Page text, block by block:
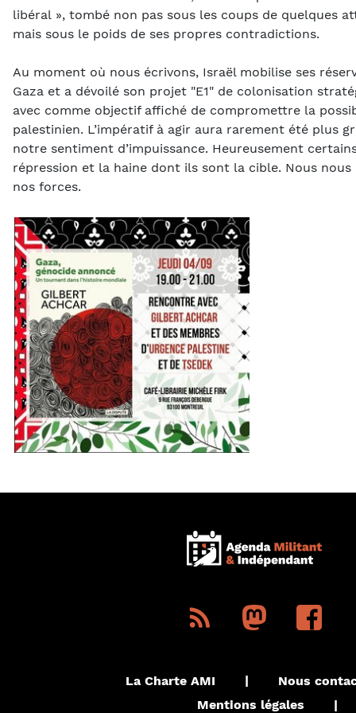
libéral », tombé non pas sous les coups de quelques
mais sous le poids de ses propres contradictions.
Au moment où nous écrivons, Israël mobilise ses
Gaza et a dévoilé son projet "E1" de colonisation
avec comme objectif affiché de compromettre la
palestinien. L’impératif à agir aura rarement été plus
notre sentiment d’impuissance. Heureusement
répression et la haine dont ils sont la cible. Nous
nos forces.
La Charte AMI |
Nous
Mentions légales
|